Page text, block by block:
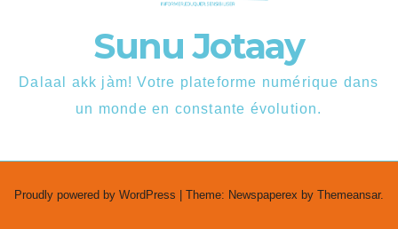
Sunu Jotaay
Dalaal akk jàm! Votre plateforme numérique dans
un monde en constante évolution.
Proudly powered by WordPress Theme: Newspaperex by Themeansar.